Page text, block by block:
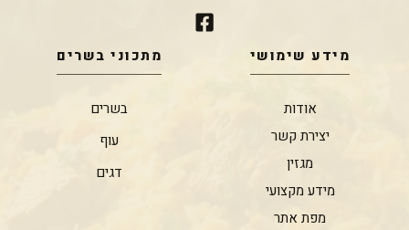
מידע שימושי
אודות
יצירת קשר
מגזין
מידע מקצועי
מפת אתר
מתכוני בשרים
בשרים
עוף
דגים